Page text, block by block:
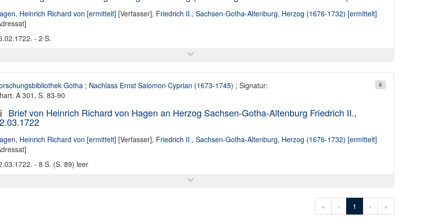
Heinrich Richard von [ermittelt] [Verfasser], Friedrich II., Sachsen-Gotha-Altenburg, Herzog (1676-1732) [ermittelt]
- 2 S.
6
Gotha; Nachlass Ernst Salomon Cyprian (1673-1745) ; Signatur:
A 301, S. 83-90
Brief von Heinrich Richard von Hagen an Herzog Sachsen-Gotha-Altenburg Friedrich II.,
Heinrich Richard von [ermittelt] [Verfasser], Friedrich II., Sachsen-Gotha-Altenburg, Herzog (1676-1732) [ermittelt]
- 8 S. (S. 89) leer
« ‹ 1 › »